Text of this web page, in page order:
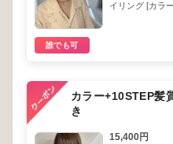
イリング [カラ
誰でも可
カラー+10STEP髪
き
15,400円